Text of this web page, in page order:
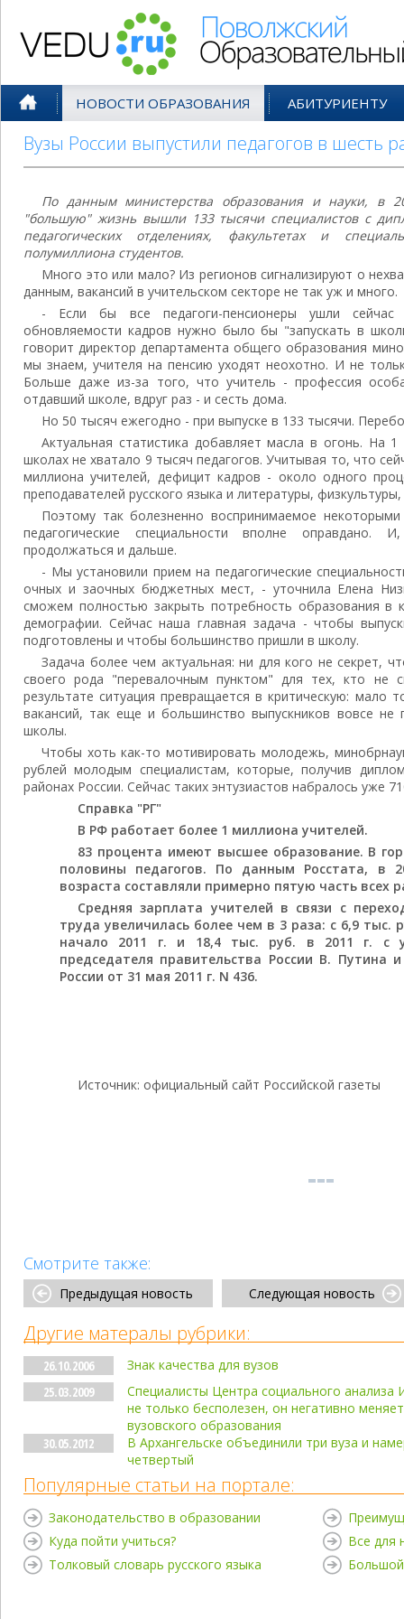
НОВОСТИ ОБРАЗОВАНИЯ АБИТУРИЕНТУ
Вузы России выпустили педагогов в шесть
По данным министерства образования и науки, в
"большую" жизнь вышли 133 тысячи специалистов с
педагогических отделениях, факультетах и
полумиллиона студентов.
Много это или мало? Из регионов сигнализируют о
данным, вакансий в учительском секторе не так уж и много.
- Если бы все педагоги-пенсионеры ушли
обновляемости кадров нужно было бы "запускать в
говорит директор департамента общего образования
мы знаем, учителя на пенсию уходят неохотно. И не
Больше даже из-за того, что учитель - профессия
отдавший школе, вдруг раз - и сесть дома.
Но 50 тысяч ежегодно - при выпуске в 133 тысячи.
Актуальная статистика добавляет масла в огонь. На
школах не хватало 9 тысяч педагогов. Учитывая то, что
миллиона учителей, дефицит кадров - около одного
преподавателей русского языка и литературы,
Поэтому так болезненно воспринимаемое
педагогические специальности вполне
продолжаться и дальше.
- Мы установили прием на педагогические
очных и заочных бюджетных мест, - уточнила Елена
сможем полностью закрыть потребность образования в
демографии. Сейчас наша главная задача - чтобы
подготовлены и чтобы большинство пришли в школу.
Задача более чем актуальная: ни для кого не секрет,
своего рода "перевалочным пунктом" для тех, кто не
результате ситуация превращается в критическую: мало
вакансий, так еще и большинство выпускников вовсе
школы.
Чтобы хоть как-то мотивировать молодежь,
рублей молодым специалистам, которые, получив
районах России. Сейчас таких энтузиастов набралось уже
Справка "РГ"
В РФ работает более 1 миллиона учителей.
83 процента имеют высшее образование. В
половины педагогов. По данным Росстата, в
возраста составляли примерно пятую часть всех
Средняя зарплата учителей в связи с
труда увеличилась более чем в 3 раза: с 6,9 тыс.
начало 2011 г. и 18,4 тыс. руб. в 2011 г. с
председателя правительства России В. Путина
России от 31 мая 2011 г. N 436.
Источник: официальный сайт Российской газеты
Смотрите также:
Предыдущая новость Следующая новость
Другие матералы рубрики:
26.10.2006
Знак качества для вузов
25.03.2009
Специалисты Центра социального
не только бесполезен, он негативно
вузовского образования
30.05.2012
В Архангельске объединили три вуза и
четвертый
Популярные статьи на портале:
Законодательство в образовании
Куда пойти учиться?
Толковый словарь русского языка
Все для
Большой